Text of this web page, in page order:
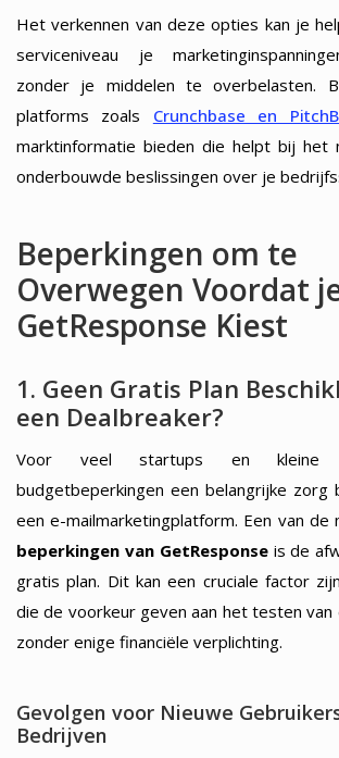
Het verkennen van deze opties kan je
serviceniveau je
zonder je middelen te overbelasten.
platforms zoals Crunchbase en
marktinformatie bieden die helpt bij het
onderbouwde beslissingen over je
Beperkingen om te
Overwegen Voordat
GetResponse Kiest
1. Geen Gratis Plan
een Dealbreaker?
Voor veel startups en kleine
budgetbeperkingen een belangrijke zorg
een e-mailmarketingplatform. Een van de
beperkingen van GetResponseis de
gratis plan. Dit kan een cruciale factor
die de voorkeur geven aan het testen van
zonder enige financiële verplichting.
Gevolgen voor Nieuwe
Bedrijven